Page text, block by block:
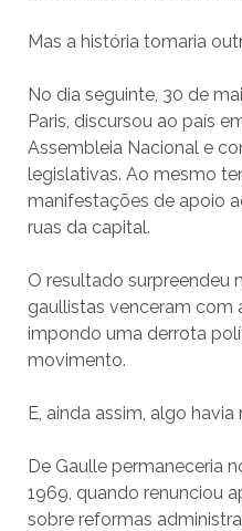
Mas a história tomaria
No dia seguinte, 30 de
Paris, discursou ao país
Assembleia Nacional e
legislativas. Ao mesmo
manifestações de apoio
ruas da capital.
O resultado surpreendeu
gaullistas venceram com
impondo uma derrota
movimento.
E, ainda assim, algo havia
De Gaulle permaneceria
1969, quando renunciou
sobre reformas